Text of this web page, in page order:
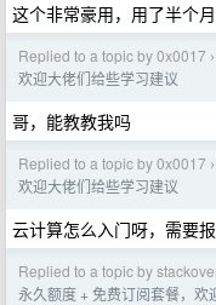
这个非常豪用，用了半个
Replied to a topic by 0x0017 ›
欢迎大佬们给些学习建议
哥，能教教我吗
Replied to a topic by 0x0017 ›
欢迎大佬们给些学习建议
云计算怎么入门呀，需要
Replied to a topic by
永久额度 + 免费订阅套餐，欢